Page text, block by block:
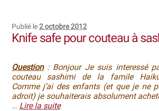
Trouver mon magasin
Publié le2 octobre 2012
Knife safe pour couteau à
Question : Bonjour Je suis interessé
couteau sashimi de la famile Haiku
Comme j’ai des enfants (et que je ne
adroit) je souhaiterais absolument
… Lire la suite